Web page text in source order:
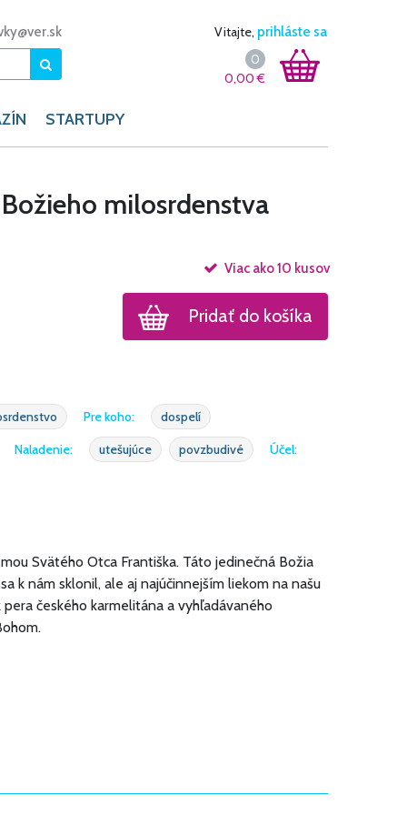
Vitajte, prihláste sa
0
0,00€
STARTUPY
milosrdenstva
Viac ako 10 kusov
Pridať do košíka
Pre koho:
dospelí
Naladenie: utešujúce povzbudivé
Účel:
Svätého Otca Františka. Táto jedinečná Božia
k nám sklonil, ale aj najúčinnejším liekom na našu
českého karmelitána a vyhľadávaného